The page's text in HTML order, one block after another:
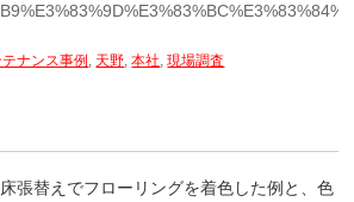
ナンス事例 , 天野,本社,現場調査
張替えでフローリングを着色した例と、色